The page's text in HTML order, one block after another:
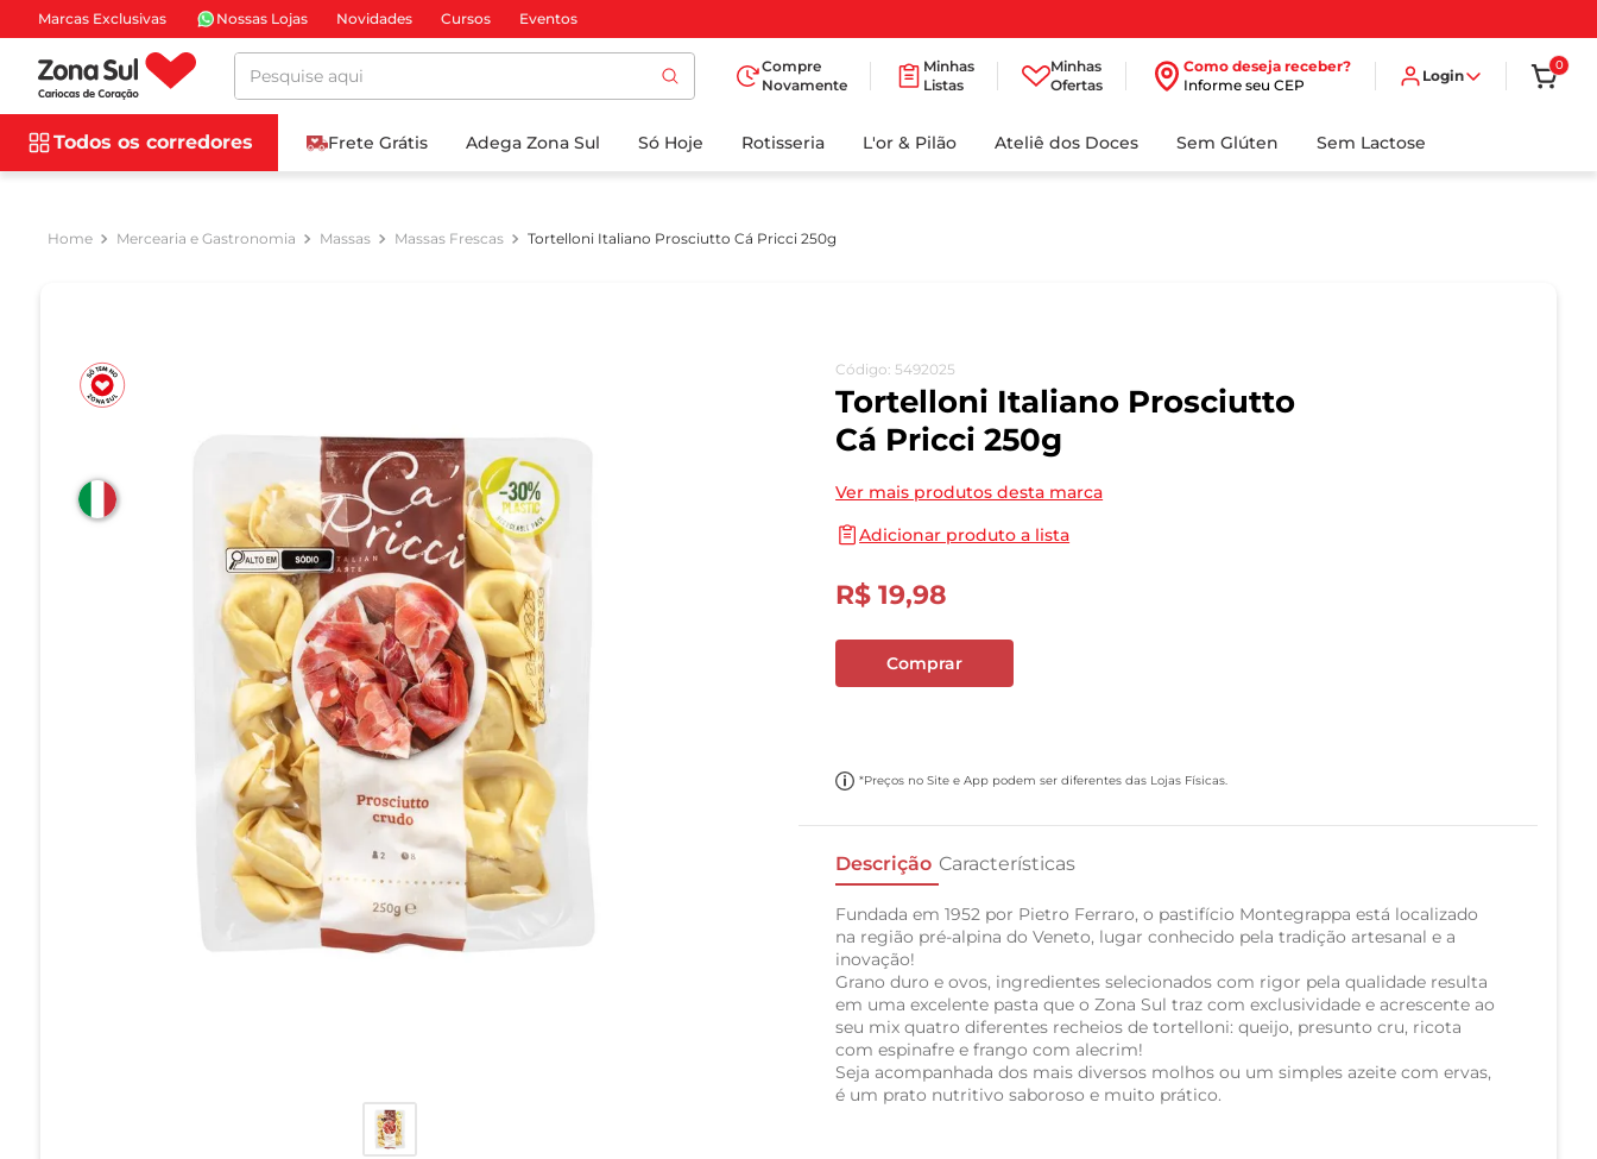
Marcas Exclusivas Nossas Lojas Novidades Cursos Eventos
Pesquise aqui
Compre
Novamente
Minhas
Listas
Minhas
Ofertas
Como deseja receber?
Informe seu CEP
Login
0
Todos os corredores Frete Grátis Adega Zona Sul Só Hoje Rotisseria L'or & Pilão Ateliê dos Doces Sem Glúten Sem Lactose
Mercearia e Gastronomia Massas Massas Frescas Tortelloni Italiano Prosciutto Cá Pricci 250g
Código: 5492025
Tortelloni Italiano Prosciutto
Cá Pricci 250g
Ver mais produtos desta marca
Adicionar produto a lista
R$ 19,98
Comprar
*Preços no Site e App podem ser diferentes das Lojas Físicas.
Descrição Características
Fundada em 1952 por Pietro Ferraro, o pastifício Montegrappa está localizado
na região pré-alpina do Veneto, lugar conhecido pela tradição artesanal e a
inovação!
Grano duro e ovos, ingredientes selecionados com rigor pela qualidade resulta
em uma excelente pasta que o Zona Sul traz com exclusividade e acrescente ao
seu mix quatro diferentes recheios de tortelloni: queijo, presunto cru, ricota
com espinafre e frango com alecrim!
Seja acompanhada dos mais diversos molhos ou um simples azeite com ervas,
é um prato nutritivo saboroso e muito prático.
BUSCADOS